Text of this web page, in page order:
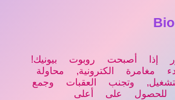
إذا أصبحت روبوت بيونيك!
مغامرة الكترونية, محاولة
وتجنب العقبات وجمع
للحصول على أعلى